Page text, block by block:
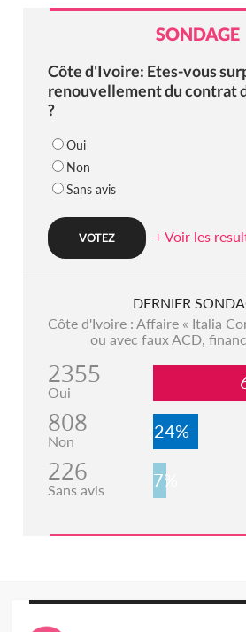
SONDAGE
Côte d'Ivoire: Etes-vous
renouvellement du contrat
?
Oui
Non
Sans avis
+ Voir les
DERNIER
Côte d'Ivoire : Affaire « Italia
ou avec faux ACD,
2355
Oui
808
Non 24%
226
Sans avis 7%